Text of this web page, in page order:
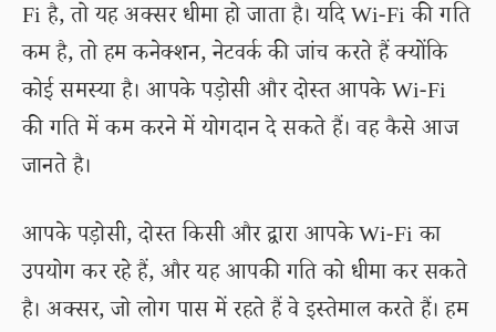
Fi है, तो यह अक्सर धीमा हो जाता है। यदि Wi-Fi की गति
कम है, तो हम कनेक्शन, नेटवर्क की जांच करते हैं क्योंकि
कोई समस्या है। आपके पड़ोसी और दोस्त आपके Wi-Fi
की गति में कम करने में योगदान दे सकते हैं। वह कैसे आज
जानते है।
आपके पड़ोसी, दोस्त किसी और द्वारा आपके Wi-Fi का
उपयोग कर रहे हैं, और यह आपकी गति को धीमा कर सकते
है। अक्सर, जो लोग पास में रहते हैं वे इस्तेमाल करते हैं। हम